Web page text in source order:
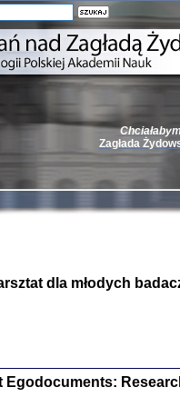
Zagłada
Natalia Aleksiun,
Deborah Dash
Turski, Laurence
dla młodych
Egodocuments: